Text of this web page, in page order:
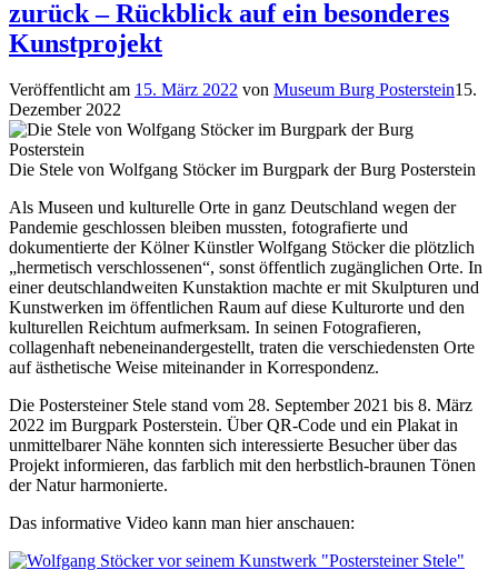
zurück – Rückblick auf ein besonderes
Kunstprojekt
Veröffentlicht am 15. März 2022 von Museum Burg Posterstein15.
Dezember 2022
Die Stele von Wolfgang Stöcker im Burgpark der Burg Posterstein
Als Museen und kulturelle Orte in ganz Deutschland wegen der
Pandemie geschlossen bleiben mussten, fotografierte und
dokumentierte der Kölner Künstler Wolfgang Stöcker die plötzlich
„hermetisch verschlossenen“, sonst öffentlich zugänglichen Orte. In
einer deutschlandweiten Kunstaktion machte er mit Skulpturen und
Kunstwerken im öffentlichen Raum auf diese Kulturorte und den
kulturellen Reichtum aufmerksam. In seinen Fotografieren,
collagenhaft nebeneinandergestellt, traten die verschiedensten Orte
auf ästhetische Weise miteinander in Korrespondenz.
Die Postersteiner Stele stand vom 28. September 2021 bis 8. März
2022 im Burgpark Posterstein. Über QR-Code und ein Plakat in
unmittelbarer Nähe konnten sich interessierte Besucher über das
Projekt informieren, das farblich mit den herbstlich-braunen Tönen
der Natur harmonierte.
Das informative Video kann man hier anschauen: